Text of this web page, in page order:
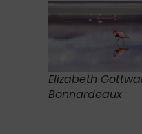
Elizabeth
Bonnardeaux